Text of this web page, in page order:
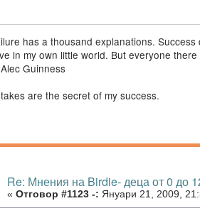
has a thousand explanations.
in my own little world. But everyone
Guinness
are the secret of my success.
Re: Мнения на Birdie- деца от 0 до
« Отговор #1123 -: Януари 21, 2009,